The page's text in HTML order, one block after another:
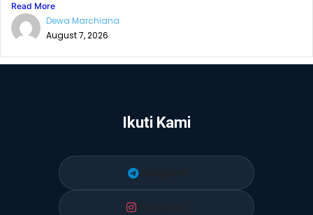
Read More
Dewa Marchiana
August 7, 2026
Ikuti Kami
Telegram